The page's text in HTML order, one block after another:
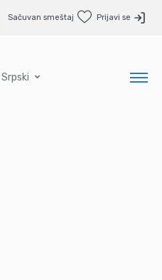
Sačuvan smeštaj Prijavi se
Srpski